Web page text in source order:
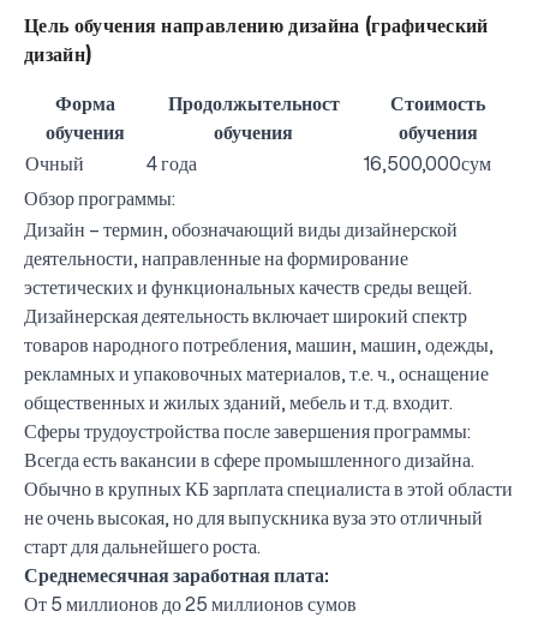
Цель обучения направлению дизайна (графический
дизайн)
Форма
обучения
Продолжытельност
обучения
Стоимость
обучения
Очный
4 года
16,500,000сум
Обзор программы:
Дизайн – термин, обозначающий виды дизайнерской
деятельности, направленные на формирование
эстетических и функциональных качеств среды вещей.
Дизайнерская деятельность включает широкий спектр
товаров народного потребления, машин, машин, одежды,
рекламных и упаковочных материалов, т.е. ч., оснащение
общественных и жилых зданий, мебель и т.д. входит.
Сферы трудоустройства после завершения программы:
Всегда есть вакансии в сфере промышленного дизайна.
Обычно в крупных КБ зарплата специалиста в этой области
не очень высокая, но для выпускника вуза это отличный
старт для дальнейшего роста.
Среднемесячная заработная плата:
От 5 миллионов до 25 миллионов сумов
UBS professori "Yangi O‘zbekiston yosh olimlari"
qatoridan joy oldi!
Вышел новый номер нашей любимой газеты «UBS
Xabarnomasi»!
Анализ деятельности UBS и планы на перспективу
Преподаватели UBS повысили квалификацию в
Кыргызстане
Вперёд к победе, Узбекистан!
НАЗНАЧЕНИЕ
UBS в средствах массовой информации
UBS и выпускники университета удостоены наград
хокимията области
Хотите вывести изучение языка на новый уровень?
Inson kapitaliga yo‘naltirilgan investitsiya — Yangi
O‘zbekiston taraqqiyotining eng muhim tayanchi